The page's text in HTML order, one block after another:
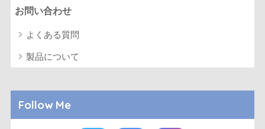
お問い合わせ
よくある質問
製品について
Follow Me